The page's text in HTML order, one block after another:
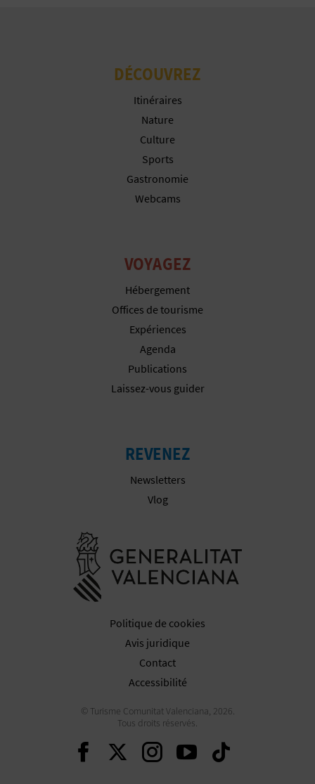
DÉCOUVREZ
Itinéraires
Nature
Culture
Sports
Gastronomie
Webcams
VOYAGEZ
Hébergement
Offices de tourisme
Expériences
Agenda
Publications
Laissez-vous guider
REVENEZ
Newsletters
Vlog
Politique de cookies
Avis juridique
Contact
Accessibilité
© Turisme Comunitat Valenciana, 2026.
Tous droits réservés.
Continuer sur
Continuer sur
Continuer sur
Continuer